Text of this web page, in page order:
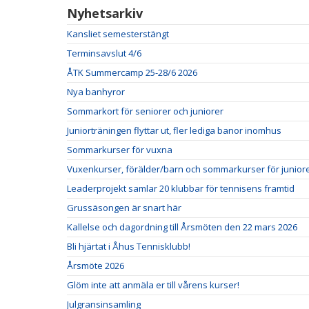
Nyhetsarkiv
Kansliet semesterstängt
Terminsavslut 4/6
ÅTK Summercamp 25-28/6 2026
Nya banhyror
Sommarkort för seniorer och juniorer
Juniorträningen flyttar ut, fler lediga banor inomhus
Sommarkurser för vuxna
Vuxenkurser, förälder/barn och sommarkurser för
Leaderprojekt samlar 20 klubbar för tennisens framtid
Grussäsongen är snart här
Kallelse och dagordning till Årsmöten den 22 mars 2026
Bli hjärtat i Åhus Tennisklubb!
Årsmöte 2026
Glöm inte att anmäla er till vårens kurser!
Julgransinsamling